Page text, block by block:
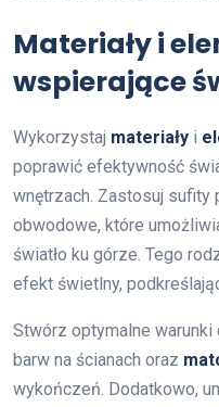
Materiały i
wspierające
Wykorzystaj materiały i
poprawić efektywność
wnętrzach. Zastosuj
obwodowe, które
światło ku górze. Tego
efekt świetlny,
Stwórz optymalne warunki
barw na ścianach oraz
wykończeń. Dodatkowo,